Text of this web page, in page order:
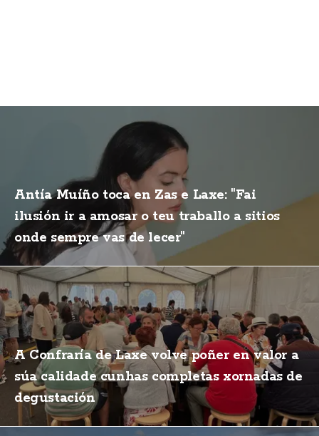
Antía Muíño toca en Zas e Laxe: "Fai
ilusión ir a amosar o teu traballo a sitios
onde sempre vas de lecer"
A Confraría de Laxe volve poñer en valor a
súa calidade cunhas completas xornadas de
degustación